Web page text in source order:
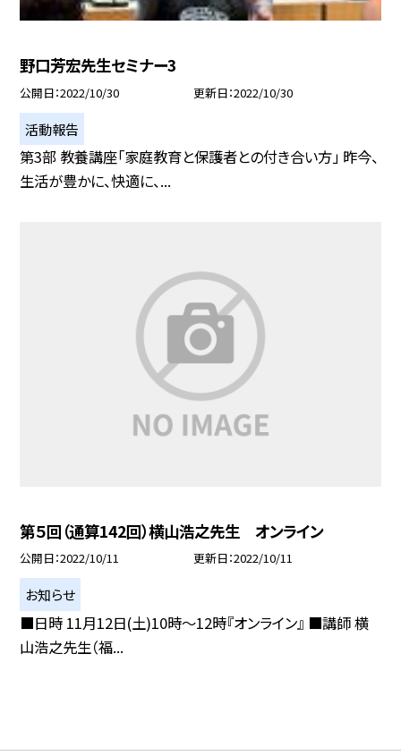
野口芳宏先生セミナー3
公開日 2022/10/30 更新日 2022/10/30
活動報告
第3部 教養講座「家庭教育と保護者との付き合い方」 昨今、
生活が豊かに、快適に、...
第５回（通算142回）横山浩之先生 オンライン
公開日 2022/10/11 更新日 2022/10/11
お知らせ
■日時 11月12日(土)10時〜12時『オンライン』 ■講師 横
山浩之先生（福...